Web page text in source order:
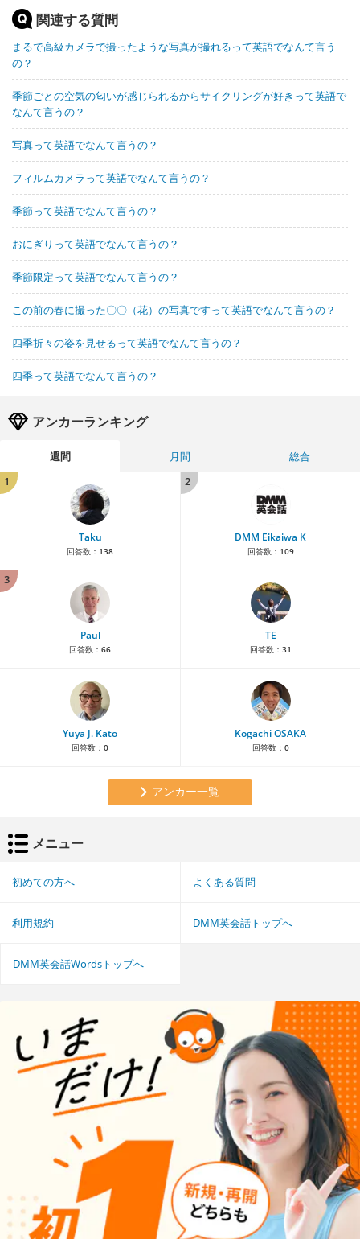
関連する質問
まるで高級カメラで撮ったような写真が撮れるって英語でなんて言う
の？
季節ごとの空気の匂いが感じられるからサイクリングが好きって英語で
なんて言うの？
写真って英語でなんて言うの？
フィルムカメラって英語でなんて言うの？
季節って英語でなんて言うの？
おにぎりって英語でなんて言うの？
季節限定って英語でなんて言うの？
この前の春に撮った〇〇（花）の写真ですって英語でなんて言うの？
四季折々の姿を見せるって英語でなんて言うの？
四季って英語でなんて言うの？
アンカーランキング
週間 月間
総合
1
Taku
回答数： 138
2
DMM Eikaiwa K
回答数： 109
3
Paul
回答数： 66
TE
回答数： 31
Yuya J. Kato
回答数： 0
Kogachi OSAKA
回答数： 0
アンカー一覧
メニュー
初めての方へ よくある質問
利用規約 DMM英会話トップへ
DMM英会話Wordsトップへ